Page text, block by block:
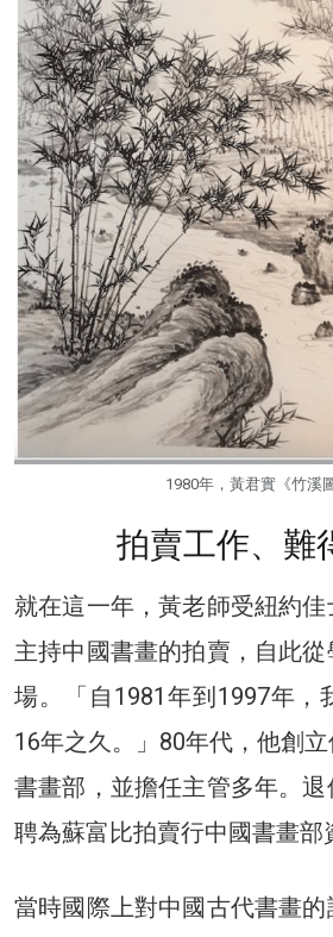
1980年，黃君實《竹溪
拍賣工作、難
就在這一年，黃老師受紐約佳
主持中國書畫的拍賣，自此
場。「自1981年到1997年，
16年之久。」80年代，他創
書畫部，並擔任主管多年。
聘為蘇富比拍賣行中國書畫部
當時國際上對中國古代書畫